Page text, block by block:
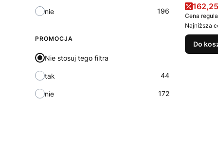
nie 196
PROMOCJA
Nie stosuj tego filtra
tak 44
nie 172
Cena
Cena
Najniższa
Do